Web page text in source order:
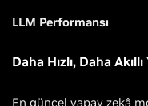
LLM Performansı
Daha Hızlı, Daha
En güncel yapay zekâ